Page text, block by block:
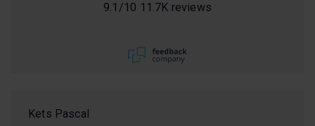
9.1 /10 11.7K reviews
Kets Pascal